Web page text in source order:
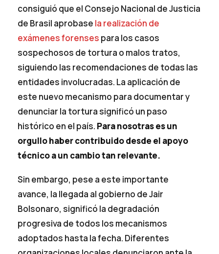
consiguió que el Consejo Nacional de Justicia
de Brasil aprobase la realización de
exámenes forenses para los casos
sospechosos de tortura o malos tratos,
siguiendo las recomendaciones de todas las
entidades involucradas. La aplicación de
este nuevo mecanismo para documentar y
denunciar la tortura significó un paso
histórico en el país. Para nosotras es un
orgullo haber contribuido desde el apoyo
técnico a un cambio tan relevante.
Sin embargo, pese a este importante
avance, la llegada al gobierno de Jair
Bolsonaro, significó la degradación
progresiva de todos los mecanismos
adoptados hasta la fecha. Diferentes